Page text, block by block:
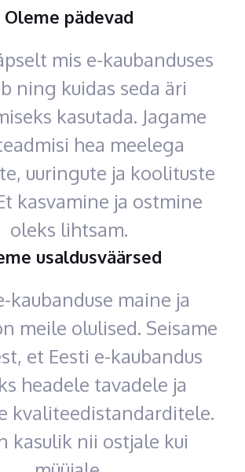
Oleme pädevad
mis e-kaubanduses
ning kuidas seda äri
kasutada. Jagame
hea meelega
uuringute ja koolituste
kasvamine ja ostmine
oleks lihtsam.
usaldusväärsed
kaubanduse maine ja
meile olulised. Seisame
et Eesti e-kaubandus
headele tavadele ja
kvaliteedistandarditele.
kasulik nii ostjale kui